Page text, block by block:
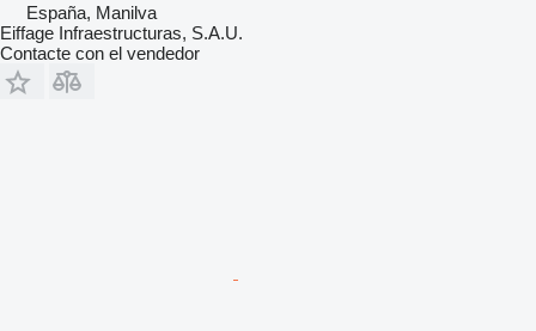
España, Manilva
Eiffage Infraestructuras, S.A.U.
Contacte con el vendedor